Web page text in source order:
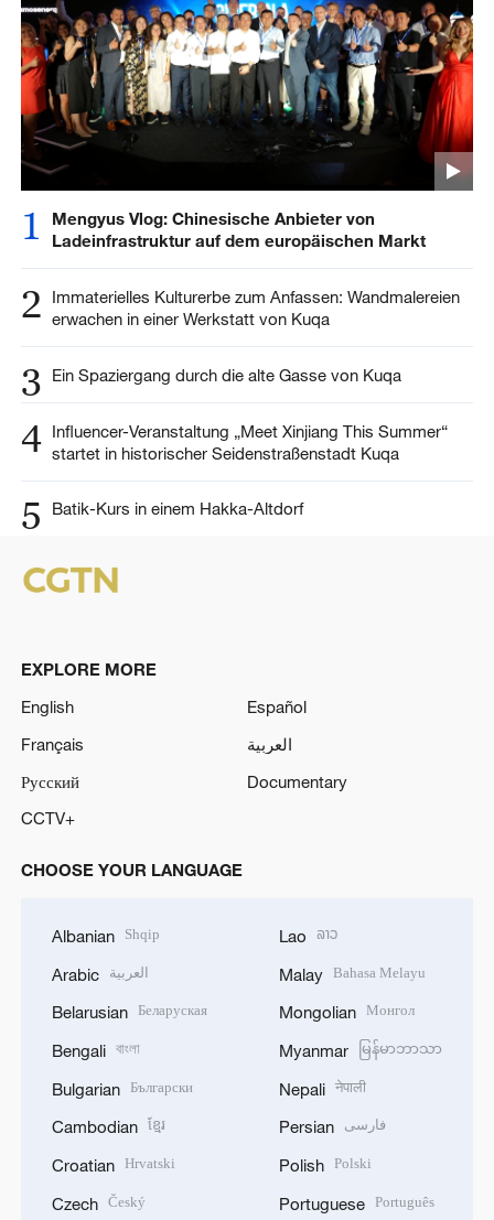
1
Mengyus Vlog: Chinesische Anbieter von
Ladeinfrastruktur auf dem europäischen Markt
2
Immaterielles Kulturerbe zum Anfassen: Wandmalereien
erwachen in einer Werkstatt von Kuqa
3 Ein Spaziergang durch die alte Gasse von Kuqa
4 Influencer-Veranstaltung „Meet Xinjiang This Summer“
startet in historischer Seidenstraßenstadt Kuqa
5 Batik-Kurs in einem Hakka-Altdorf
EXPLORE MORE
English
Español
Français
العربية
Русский
Documentary
CCTV+
CHOOSE YOUR LANGUAGE
Albanian Shqip
Arabic العربية
Belarusian Беларуская
Bengali বাংলা
Bulgarian Български
Cambodian ខ្មែរ
Croatian Hrvatski
Czech Český
Lao ລາວ
Malay Bahasa Melayu
Mongolian Монгол
Myanmar မြန်မာဘာသာ
Nepali नेपाली
Persian فارسی
Polish Polski
Portuguese Português